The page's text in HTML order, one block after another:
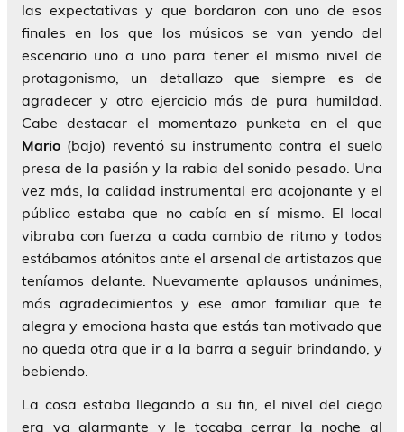
las expectativas y que bordaron con uno de esos
finales en los que los músicos se van yendo del
escenario uno a uno para tener el mismo nivel de
protagonismo, un detallazo que siempre es de
agradecer y otro ejercicio más de pura humildad.
Cabe destacar el momentazo punketa en el que
Mario (bajo) reventó su instrumento contra el suelo
presa de la pasión y la rabia del sonido pesado. Una
vez más, la calidad instrumental era acojonante y el
público estaba que no cabía en sí mismo. El local
vibraba con fuerza a cada cambio de ritmo y todos
estábamos atónitos ante el arsenal de artistazos que
teníamos delante. Nuevamente aplausos unánimes,
más agradecimientos y ese amor familiar que te
alegra y emociona hasta que estás tan motivado que
no queda otra que ir a la barra a seguir brindando, y
bebiendo.
La cosa estaba llegando a su fin, el nivel del ciego
era ya alarmante y le tocaba cerrar la noche al